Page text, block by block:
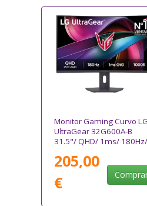
Monitor Gaming Curvo
UltraGear 32G600A-B
31.5"/ QHD/ 1ms/ 180Hz/
Negro
205,00
€